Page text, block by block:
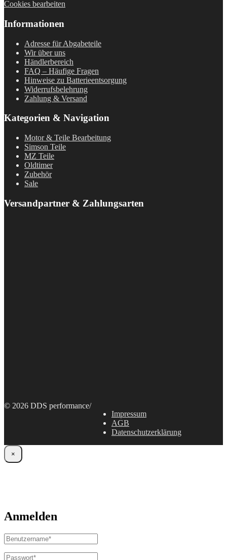
Cookies bearbeiten
Informationen
Adresse für Abgabeteile
Wir über uns
Händlerbereich
FAQ – Häufige Fragen
Hinweise zu Batterieentsorgung
Widerrufsbelehrung
Zahlung & Versand
Kategorien & Navigation
Motor & Teile Bearbeitung
Simson Teile
MZ Teile
Oldtimer
Zubehör
Sale
Versandpartner & Zahlungsarten
© 2026 DDS performance/
Impressum
AGB
Datenschutzerklärung
×
Anmelden
Benutzername
oder
E-Passwort*